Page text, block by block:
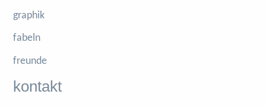
graphik
fabeln
freunde
kontakt